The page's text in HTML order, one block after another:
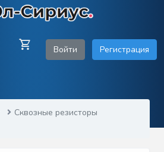
Войти Регистрация
Сквозные резисторы